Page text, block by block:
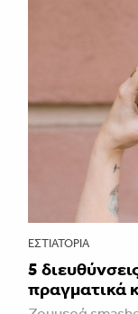
ΕΣΤΙΑΤΌΡΙΑ
5
πραγματικά